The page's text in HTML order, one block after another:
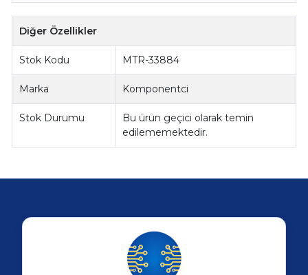
Diğer Özellikler
Stok Kodu MTR-33884
Marka Komponentci
Stok Durumu
Bu ürün geçici olarak temin
edilememektedir.